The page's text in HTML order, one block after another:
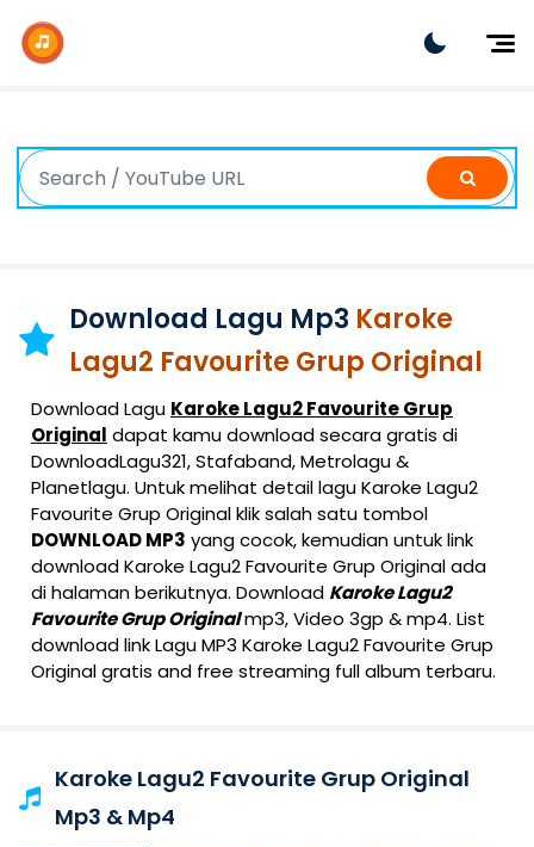
Dangdut
Indonesia
K-Pop
Download Lagu Mp3 Karoke
Lagu2 Favourite Grup Original
Download Lagu Karoke Lagu2 Favourite Grup
Original dapat kamu download secara gratis di
DownloadLagu321, Stafaband, Metrolagu &
Planetlagu. Untuk melihat detail lagu Karoke Lagu2
Favourite Grup Original klik salah satu tombol
DOWNLOAD MP3 yang cocok, kemudian untuk link
download Karoke Lagu2 Favourite Grup Original ada
di halaman berikutnya. Download Karoke Lagu2
Favourite Grup Originalmp3, Video 3gp & mp4. List
download link Lagu MP3 Karoke Lagu2 Favourite Grup
Original gratis and free streaming full album terbaru.
Karoke Lagu2 Favourite Grup Original
Mp3 & Mp4